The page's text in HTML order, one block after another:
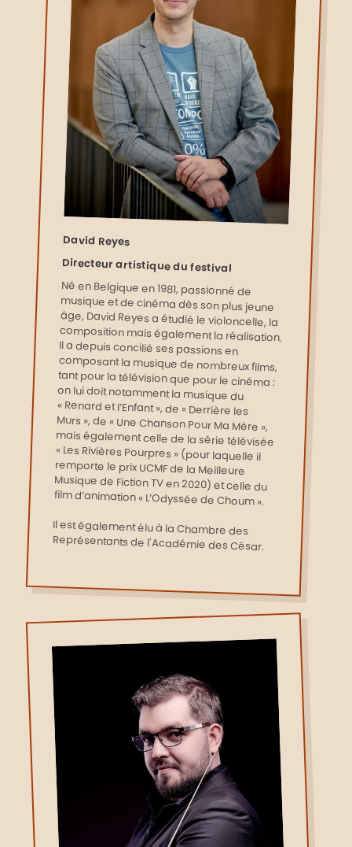
David Reyes
Directeur artistique du festival
Né en Belgique en 1981, passionné de
musique et de cinéma dès son plus jeune
âge, David Reyes a étudié le violoncelle, la
composition mais également la réalisation.
Il a depuis concilié ses passions en
composant la musique de nombreux films,
tant pour la télévision que pour le cinéma :
on lui doit notamment la musique du
« Renard et l’Enfant », de « Derrière les
Murs », de « Une Chanson Pour Ma Mère »,
mais également celle de la série télévisée
« Les Rivières Pourpres » (pour laquelle il
remporte le prix UCMF de la Meilleure
Musique de Fiction TV en 2020) et celle du
film d’animation « L’Odyssée de Choum ».
Il est également élu à la Chambre des
Représentants de l'Académie des César.